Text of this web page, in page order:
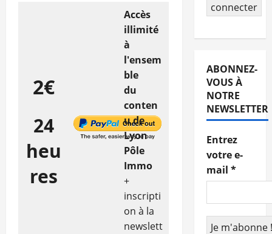
2€
24
heu
res
Accès
illimité
à
l'ensem
ble
du
conten
u de
Lyon
Pôle
Immo
+
inscripti
on à la
newslett
connecter
ABONNEZ-
VOUS À
NOTRE
NEWSLETTER
Entrez
votre e-
mail *